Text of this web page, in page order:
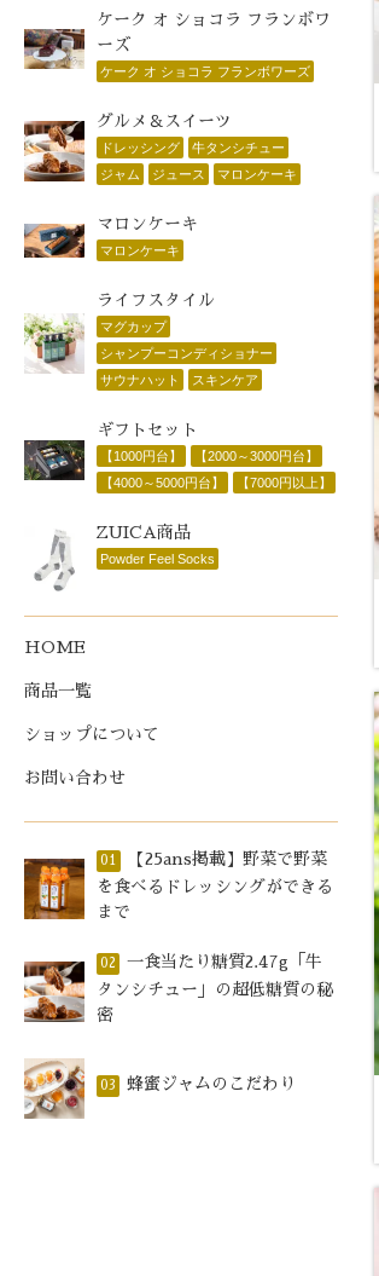
ケーク オ ショコラ フランボワ
ーズ
ケーク オ ショコラ フランボワーズ
グルメ＆スイーツ
ドレッシング
牛タンシチュー
ジャム
ジュース マロンケーキ
マロンケーキ
マロンケーキ
ライフスタイル
マグカップ
シャンプーコンディショナー
サウナハット
スキンケア
ギフトセット
【1000円台】
【2000～3000円台】
【4000～5000円台】
【7000円以上】
ZUICA商品
Powder Feel Socks
HOME
商品一覧
ショップについて
お問い合わせ
01
【25ans掲載】野菜で野菜
を食べるドレッシングができる
まで
02
一食当たり糖質2.47g「牛
タンシチュー」の超低糖質の秘
密
03 蜂蜜ジャムのこだわり